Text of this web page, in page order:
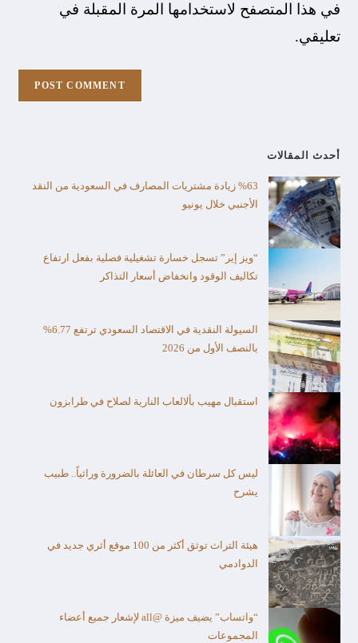
في هذا المتصفح لاستخدامها المرة المقبلة في
تعليقي.
أحدث المقالات
%63 زيادة مشتريات المصارف في السعودية من النقد
الأجنبي خلال يونيو
“ويز إير” تسجل خسارة تشغيلية فصلية بفعل ارتفاع
تكاليف الوقود وانخفاض أسعار التذاكر
السيولة النقدية في الاقتصاد السعودي ترتفع 6.77%
بالنصف الأول من 2026
استقبال مهيب بألالعاب النارية لصلاح في طرابزون
ليس كل سرطان في العائلة بالضرورة وراثياً.. طبيب
يشرح
هيئة التراث توثق أكثر من 100 موقع أثري جديد في
الدوادمي
“واتساب” يضيف ميزة @all لإشعار جميع أعضاء
المجموعات